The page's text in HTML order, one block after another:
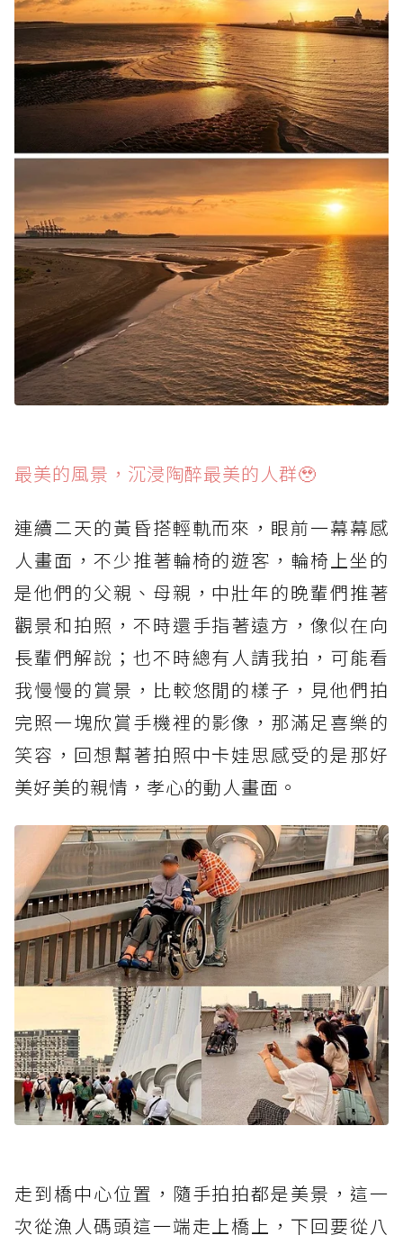
最美的風景，沉浸陶醉最美的人群🥹
連續二天的黃昏搭輕軌而來，眼前一幕幕感
人畫面，不少推著輪椅的遊客，輪椅上坐的
是他們的父親、母親，中壯年的晚輩們推著
觀景和拍照，不時還手指著遠方，像似在向
長輩們解說；也不時總有人請我拍，可能看
我慢慢的賞景，比較悠閒的樣子，見他們拍
完照一塊欣賞手機裡的影像，那滿足喜樂的
笑容，回想幫著拍照中卡娃思感受的是那好
美好美的親情，孝心的動人畫面。
走到橋中心位置，隨手拍拍都是美景，這一
次從漁人碼頭這一端走上橋上，下回要從八